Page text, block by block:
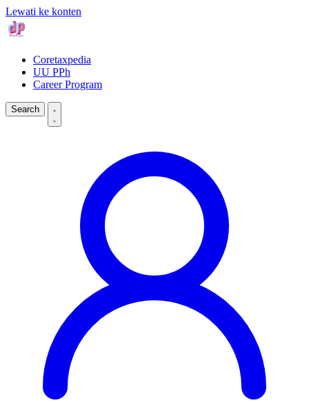
Lewati ke konten
Coretaxpedia
UU PPh
Career Program
Search